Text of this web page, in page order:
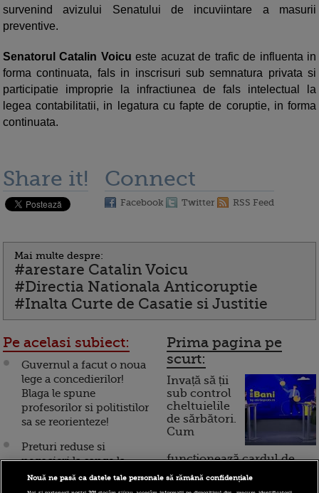
survenind avizului Senatului de incuviintare a masurii
preventive.
Senatorul Catalin Voicu este acuzat de trafic de influenta in
forma continuata, fals in inscrisuri sub semnatura privata si
participatie improprie la infractiunea de fals intelectual la
legea contabilitatii, in legatura cu fapte de coruptie, in forma
continuata.
Share it! Connect
Facebook Twitter RSS Feed
Mai multe despre:
#arestare Catalin Voicu
#Directia Nationala Anticoruptie
#Inalta Curte de Casatie si Justitie
Pe acelasi subiect:
Guvernul a facut o noua
lege a concedierilor!
Blaga le spune
profesorilor si politistilor
sa se reorienteze!
Preturi reduse si
negocieri la sange la
Targul de imbracaminte
Cavi Expo, din Capitala
Prima pagina pe
scurt:
Invață să ții
sub control
cheltuielile
de sărbători.
Cum
funcționează cardul de
Nouă ne pasă ca datele tale personale să rămână confidențiale